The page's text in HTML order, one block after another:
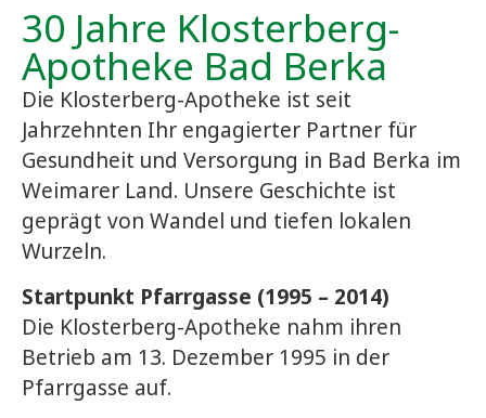
30 Jahre Klosterberg-
Apotheke Bad Berka
Die Klosterberg-Apotheke ist seit
Jahrzehnten Ihr engagierter Partner für
Gesundheit und Versorgung in Bad Berka im
Weimarer Land. Unsere Geschichte ist
geprägt von Wandel und tiefen lokalen
Wurzeln.
Startpunkt Pfarrgasse (1995 – 2014)
Die Klosterberg-Apotheke nahm ihren
Betrieb am 13. Dezember 1995 in der
Pfarrgasse auf.